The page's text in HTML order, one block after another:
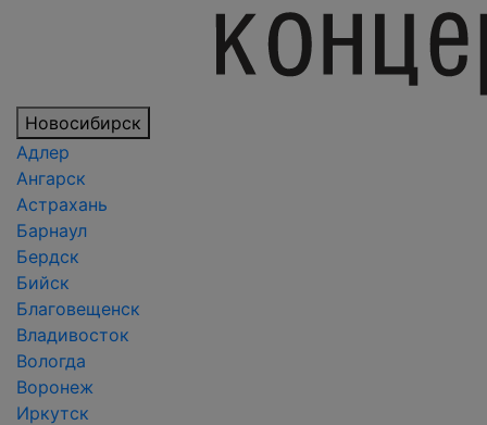
Новосибирск
Адлер
Ангарск
Астрахань
Барнаул
Бердск
Бийск
Благовещенск
Владивосток
Вологда
Воронеж
Иркутск